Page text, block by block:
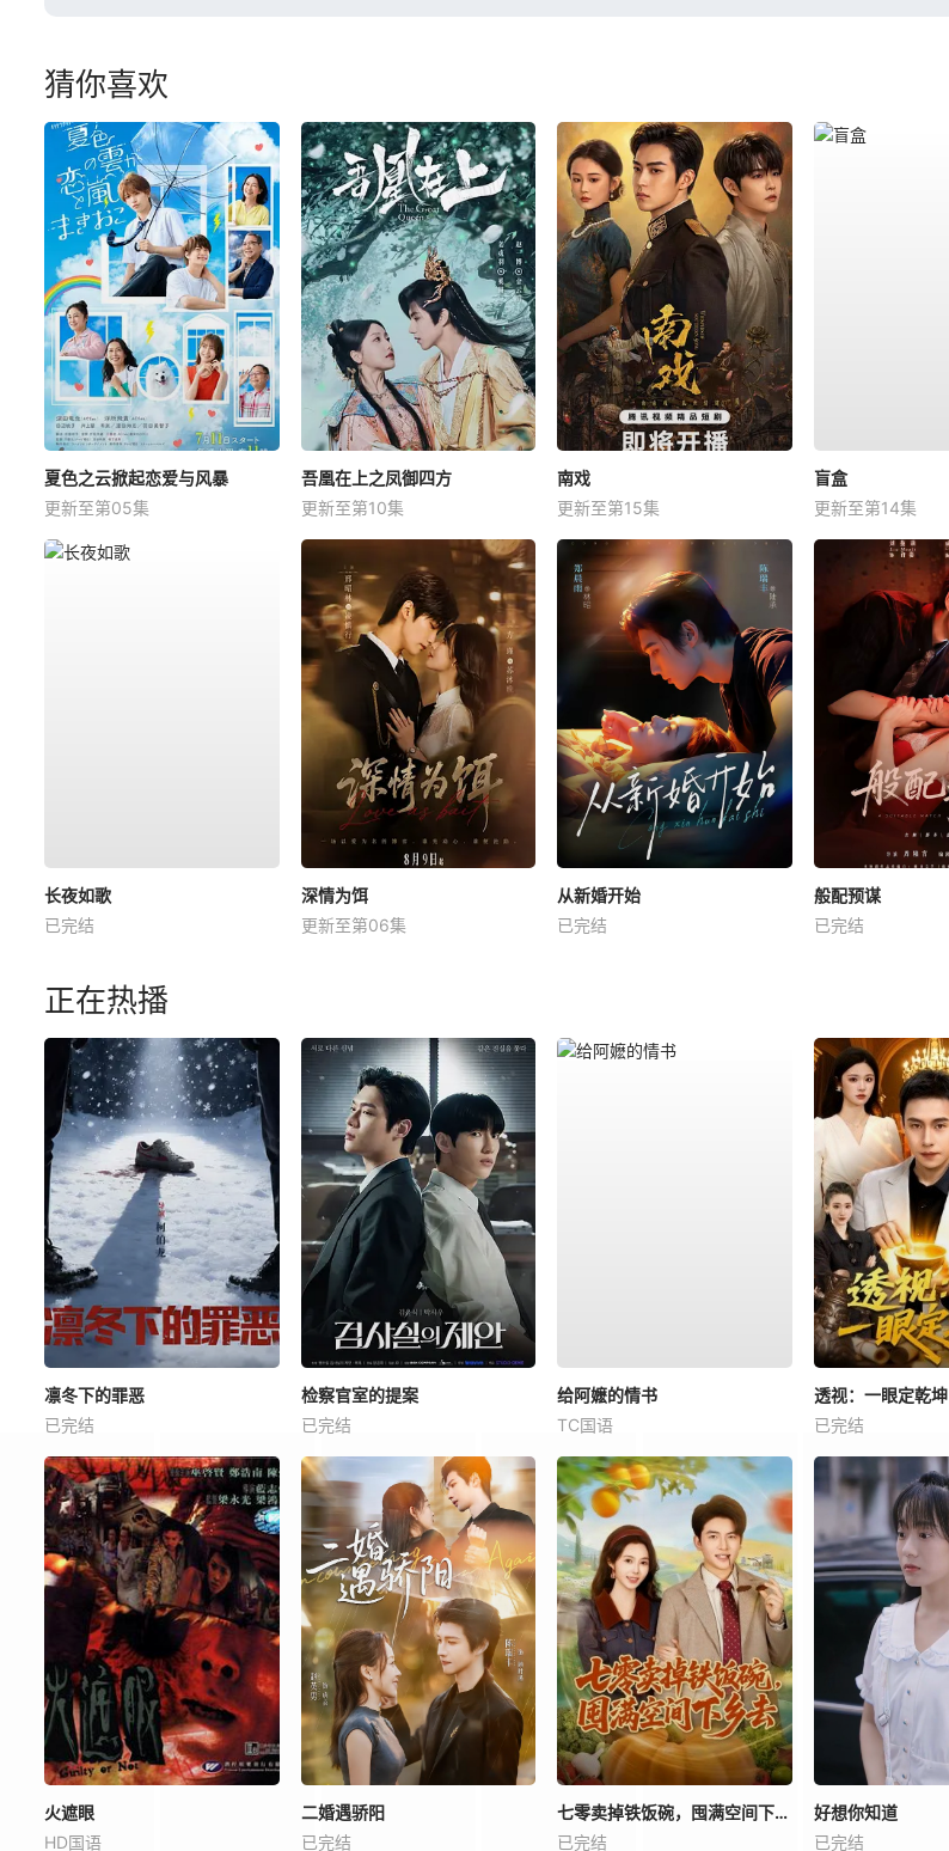
猜你喜欢
夏色之云掀起恋爱与风暴
更新至第05集
吾凰在上之凤御四方
更新至第10集
南戏
更新至第15集
盲盒
更新至第14集
长夜如歌
已完结
深情为饵
更新至第06集
从新婚开始
已完结
般配预谋
已完结
正在热播
凛冬下的罪恶
已完结
检察官室的提案
已完结
给阿嬷的情书
TC国语
透视：一眼定乾坤
已完结
火遮眼
HD国语
二婚遇骄阳
已完结
七零卖掉铁饭碗，囤满空间下乡去
已完结
好想你知道
已完结